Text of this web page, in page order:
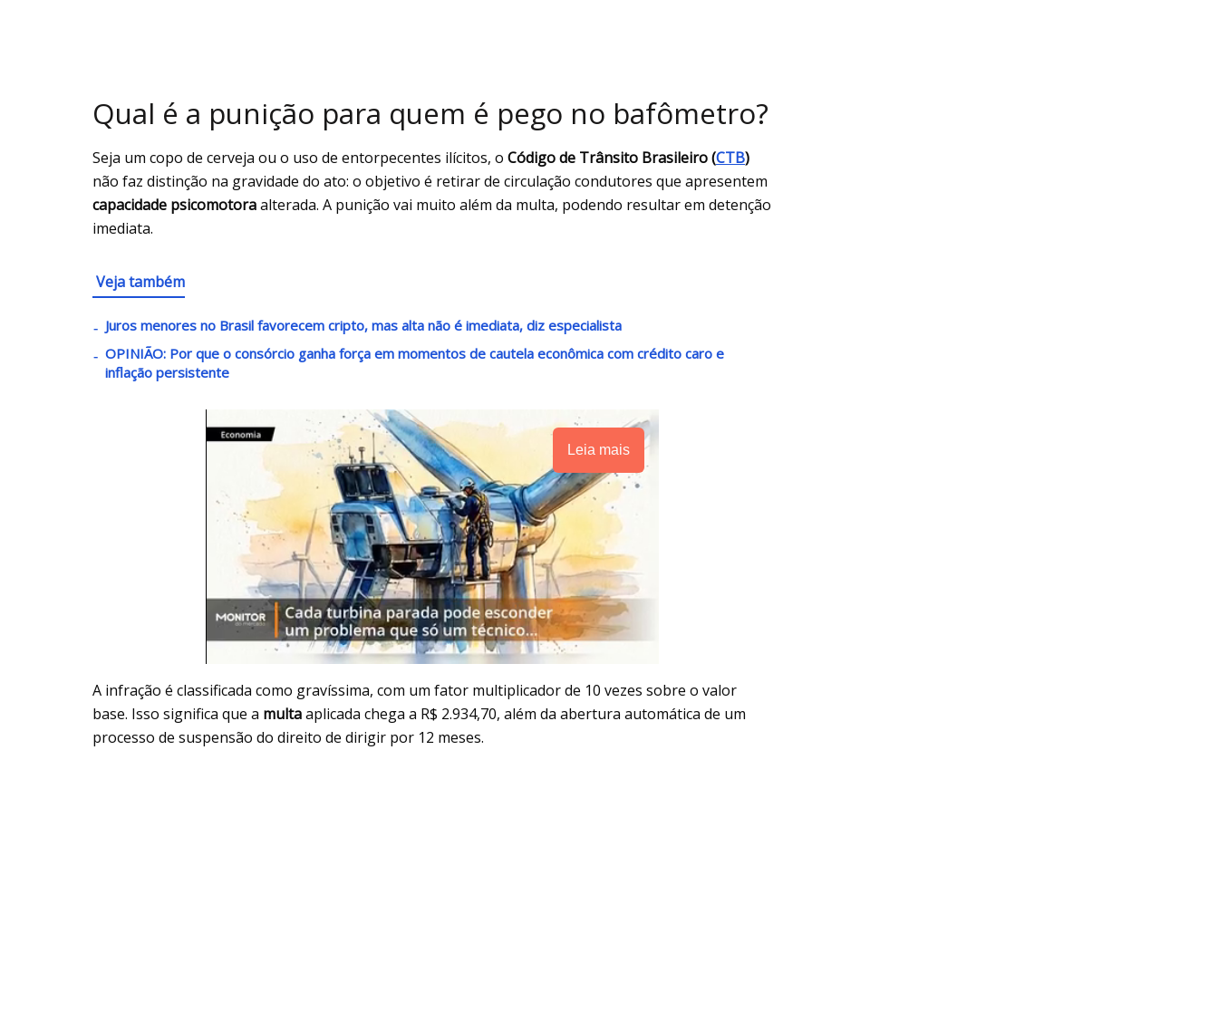
Qual é a punição para quem é pego no bafômetro?
Seja um copo de cerveja ou o uso de entorpecentes ilícitos, o Código de Trânsito Brasileiro (CTB)
não faz distinção na gravidade do ato: o objetivo é retirar de circulação condutores que apresentem
capacidade psicomotoraalterada. A punição vai muito além da multa, podendo resultar em detenção
imediata.
Veja também
Juros menores no Brasil favorecem cripto, mas alta não é imediata, diz especialista
OPINIÃO: Por que o consórcio ganha força em momentos de cautela econômica com crédito caro e
inflação persistente
Leia mais
A infração é classificada como gravíssima, com um fator multiplicador de 10 vezes sobre o valor
base. Isso significa que a multaaplicada chega a R$ 2.934,70, além da abertura automática de um
processo de suspensão do direito de dirigir por 12 meses.